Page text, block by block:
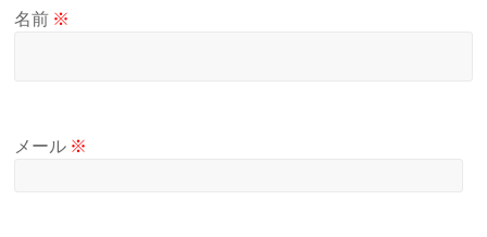
名前 ※
メール ※